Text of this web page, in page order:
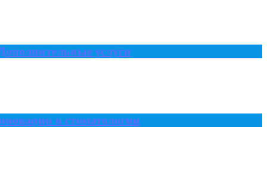
услуги
в стоматологии